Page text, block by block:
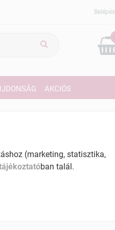
Belépés
AKCIÓS
(marketing, statisztika,
ban talál.